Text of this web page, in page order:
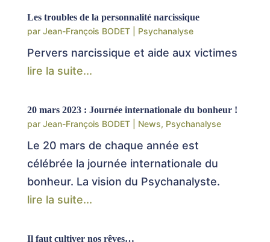
Les troubles de la personnalité narcissique
par Jean-François BODET| Psychanalyse
Pervers narcissique et aide aux victimes
lire la suite...
20 mars 2023 : Journée internationale du bonheur !
par Jean-François BODET| News, Psychanalyse
Le 20 mars de chaque année est
célébrée la journée internationale du
bonheur. La vision du Psychanalyste.
lire la suite...
Il faut cultiver nos rêves…